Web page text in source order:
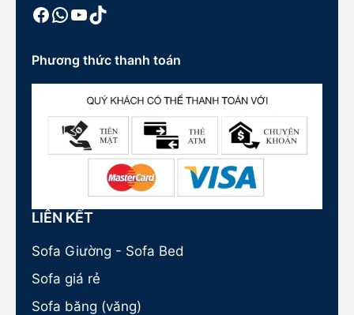
Facebook
WhatsApp
Youtube
TikTok
Phương thức thanh toán
LIÊN KẾT
Sofa Giường - Sofa Bed
Sofa giá rẻ
Sofa băng (văng)